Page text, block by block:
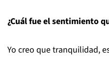
¿Cuál fue el sentimiento
Yo creo que tranquilidad,